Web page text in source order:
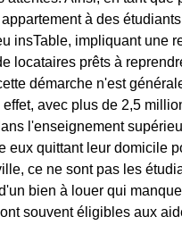
appartement à des
insTable, impliquant une
locataires prêts à
démarche n'est
effet, avec plus de 2,5
l'enseignement
eux quittant leur domicile
ce ne sont pas les
bien à louer qui
souvent éligibles aux